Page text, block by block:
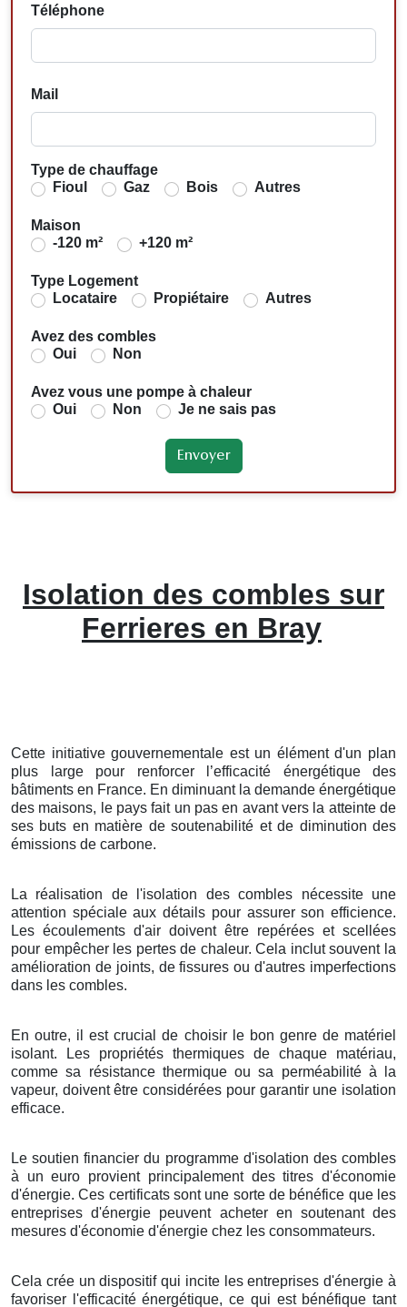
Téléphone
Mail
Type de chauffage
Fioul
Gaz Bois Autres
Maison
-120 m²
+120 m²
Type Logement
Locataire
Propiétaire Autres
Avez des combles
Oui
Non
Avez vous une pompe à chaleur
Oui
Non Je ne sais pas
Isolation des combles sur
Ferrieres en Bray
Cette initiative gouvernementale est un élément d'un plan
plus large pour renforcer l’efficacité énergétique des
bâtiments en France. En diminuant la demande énergétique
des maisons, le pays fait un pas en avant vers la atteinte de
ses buts en matière de soutenabilité et de diminution des
émissions de carbone.
La réalisation de l'isolation des combles nécessite une
attention spéciale aux détails pour assurer son efficience.
Les écoulements d'air doivent être repérées et scellées
pour empêcher les pertes de chaleur. Cela inclut souvent la
amélioration de joints, de fissures ou d'autres imperfections
dans les combles.
En outre, il est crucial de choisir le bon genre de matériel
isolant. Les propriétés thermiques de chaque matériau,
comme sa résistance thermique ou sa perméabilité à la
vapeur, doivent être considérées pour garantir une isolation
efficace.
Le soutien financier du programme d'isolation des combles
à un euro provient principalement des titres d'économie
d'énergie. Ces certificats sont une sorte de bénéfice que les
entreprises d'énergie peuvent acheter en soutenant des
mesures d'économie d'énergie chez les consommateurs.
Cela crée un dispositif qui incite les entreprises d'énergie à
favoriser l'efficacité énergétique, ce qui est bénéfique tant